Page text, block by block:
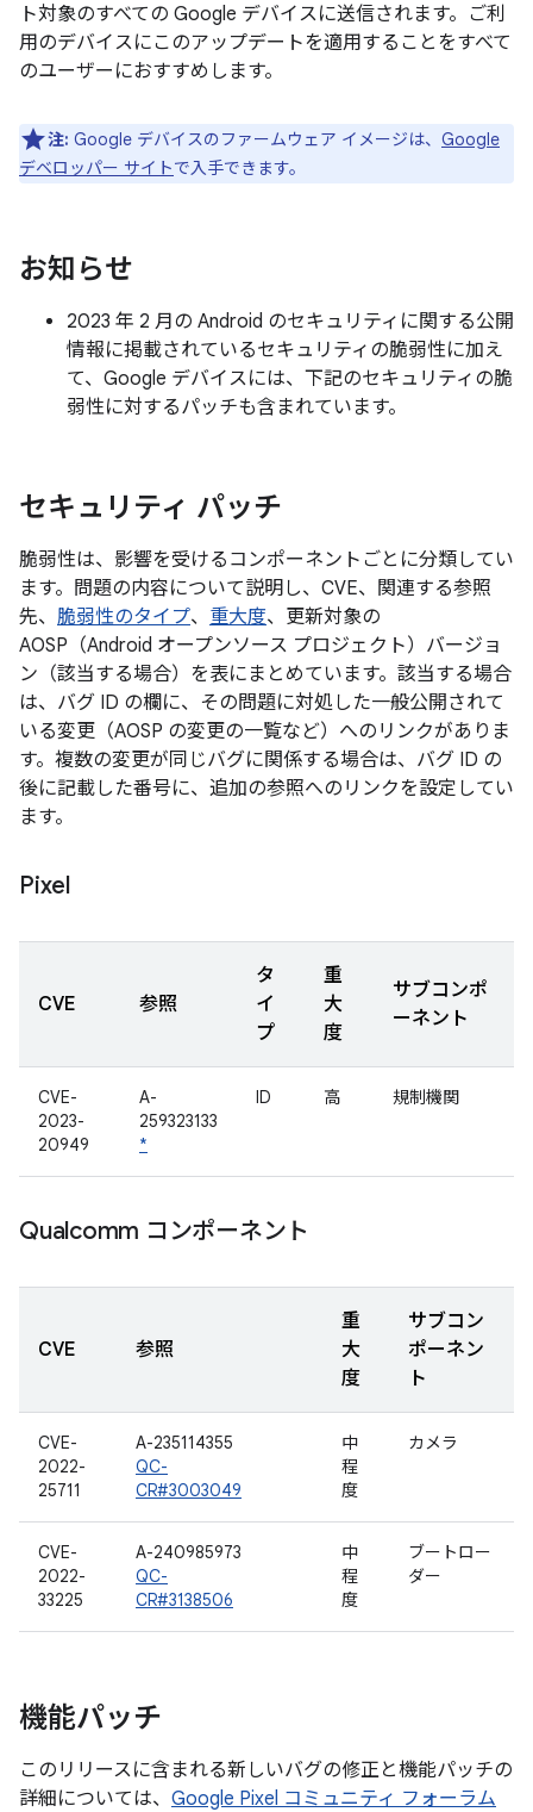
ト対象のすべての Google デバイスに送信されます。ご利
用のデバイスにこのアップデートを適用することをすべて
のユーザーにおすすめします。
注: Google デバイスのファームウェア イメージは、 Google
デベロッパー サイトで入手できます。
お知らせ
2023 年 2 月の Android のセキュリティに関する公開
情報に掲載されているセキュリティの脆弱性に加え
て、Google デバイスには、下記のセキュリティの脆
弱性に対するパッチも含まれています。
セキュリティ パッチ
脆弱性は、影響を受けるコンポーネントごとに分類してい
ます。問題の内容について説明し、CVE、関連する参照
先、 脆弱性のタイプ、 重大度、更新対象の
AOSP（Android オープンソース プロジェクト）バージョ
ン（該当する場合）を表にまとめています。該当する場合
は、バグ ID の欄に、その問題に対処した一般公開されて
いる変更（AOSP の変更の一覧など）へのリンクがありま
す。複数の変更が同じバグに関係する場合は、バグ ID の
後に記載した番号に、追加の参照へのリンクを設定してい
ます。
Pixel
CVE 参照
タ
イ
プ
重
大
度
サブコンポ
ーネント
CVE-
2023-
20949
A-
259323133
*
ID 高 規制機関
Qualcomm コンポーネント
CVE 参照
重
大
度
サブコン
ポーネン
ト
CVE-
2022-
25711
A-235114355
QC-
CR#3003049
中
程
度
カメラ
CVE-
2022-
33225
A-240985973
QC-
CR#3138506
中
程
度
ブートロー
ダー
機能パッチ
このリリースに含まれる新しいバグの修正と機能パッチの
詳細については、 Google Pixel コミュニティ フォーラム